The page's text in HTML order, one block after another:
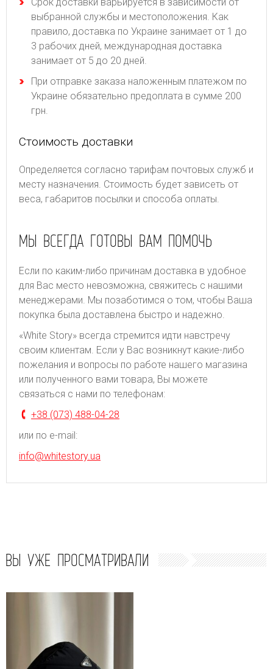
выбранной службы и местоположения. Как
правило, доставка по Украине занимает от 1 до
3 рабочих дней, международная доставка
занимает от 5 до 20 дней.
При отправке заказа наложенным платежом по
Украине обязательно предоплата в сумме 200
грн.
Стоимость доставки
Определяется согласно тарифам почтовых служб и
месту назначения. Стоимость будет зависеть от
веса, габаритов посылки и способа оплаты.
МЫ ВСЕГДА ГОТОВЫ ВАМ ПОМОЧЬ
Если по каким-либо причинам доставка в удобное
для Вас место невозможна, свяжитесь с нашими
менеджерами. Мы позаботимся о том, чтобы Ваша
покупка была доставлена быстро и надежно.
«White Story» всегда стремится идти навстречу
своим клиентам. Если у Вас возникнут какие-либо
пожелания и вопросы по работе нашего магазина
или полученного вами товара, Вы можете
связаться с нами по телефонам:
+38 (073) 488-04-28
или по e-mail:
info@whitestory.ua
ВЫ УЖЕ ПРОСМАТРИВАЛИ